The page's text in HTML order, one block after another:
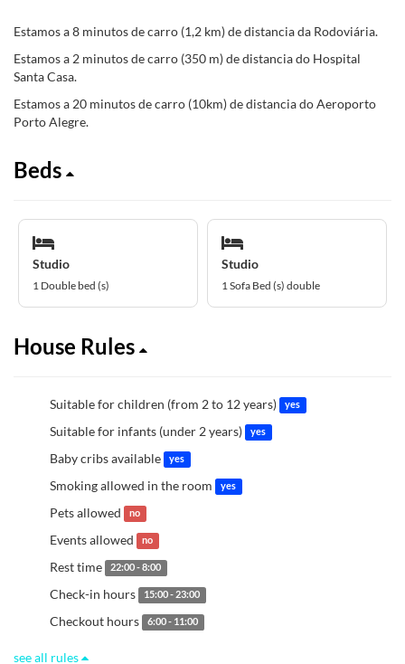
Estamos a 8 minutos de carro (1,2 km) de distancia da Rodoviária.
Estamos a 2 minutos de carro (350 m) de distancia do Hospital
Santa Casa.
Estamos a 20 minutos de carro (10km) de distancia do Aeroporto
Porto Alegre.
Beds
Studio
1 Double bed (s)
Studio
1 Sofa Bed (s) double
House Rules
Suitable for children (from 2 to 12 years) yes
Suitable for infants (under 2 years) yes
Baby cribs available yes
Smoking allowed in the room yes
Pets allowed no
Events allowed no
Rest time 22:00 - 8:00
Check-in hours 15:00 - 23:00
Checkout hours 6:00 - 11:00
see all rules